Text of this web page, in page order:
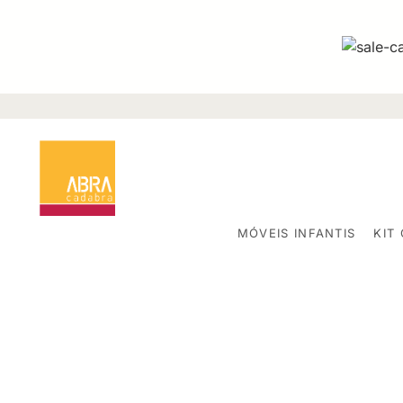
MÓVEIS INFANTIS KIT